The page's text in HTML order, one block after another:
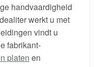
handvaardigheid
werkt u met
vindt u
fabrikant-
platen en